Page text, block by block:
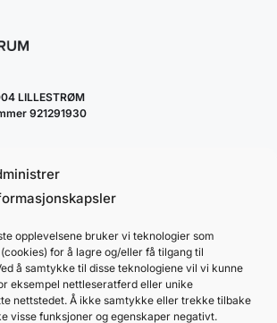
opplevelsene bruker vi teknologier som
for å lagre og/eller få tilgang til
å samtykke til disse teknologiene vil vi kunne
eksempel nettleseratferd eller unike
nettstedet. Å ikke samtykke eller trekke tilbake
visse funksjoner og egenskaper negativt.
LILLESTRØM
921291930